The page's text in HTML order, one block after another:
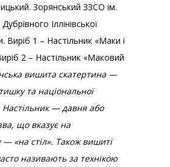
Зорянський ЗЗСО ім.
Іллінівської
Виріб 1 – Настільник «Маки і
2 – Настільник «Маковий
вишита скатертина —
та національної
Настільник — давня або
що вказує на
«на стіл». Також вишиті
називають за технікою